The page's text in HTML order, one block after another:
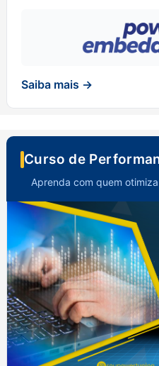
Saiba mais →
Curso de
Aprenda com quem